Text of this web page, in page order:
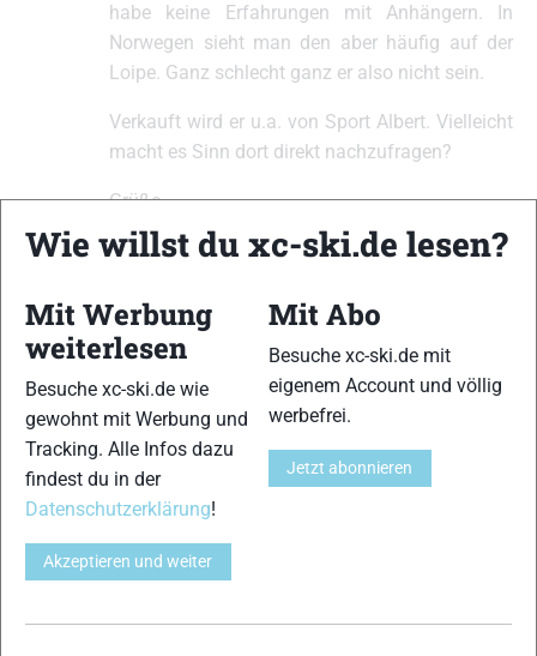
habe keine Erfahrungen mit Anhängern. In
Norwegen sieht man den aber häufig auf der
Loipe. Ganz schlecht ganz er also nicht sein.
Verkauft wird er u.a. von Sport Albert. Vielleicht
macht es Sinn dort direkt nachzufragen?
Grüße
Thomas
Ansicht von 2 Beiträgen – 1 bis 2 (von insgesamt 2)
Du musst angemeldet sein, um auf dieses Thema antworten zu können.
Benutzername:
Passwort:
Angemeldet bleiben
Anmelden
Wie willst du xc-ski.de lesen?
Mit Werbung
weiterlesen
Besuche xc-ski.de wie
gewohnt mit Werbung und
Tracking. Alle Infos dazu
findest du in der
Datenschutzerklärung!
Akzeptieren und weiter
Mit Abo
Besuche xc-ski.de mit
eigenem Account und völlig
werbefrei.
Jetzt abonnieren